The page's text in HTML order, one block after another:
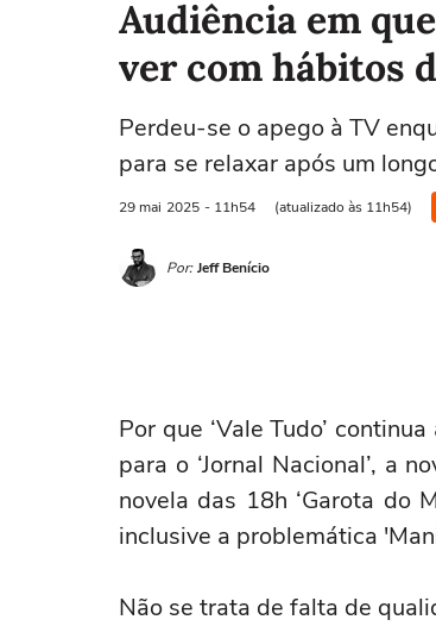
Audiência em
ver com hábitos
Perdeu-se o apego à TV
para se relaxar após um
29 mai 2025 - 11h54 (atualizado às 11h54)
Por: Jeff Benício
Por que ‘Vale Tudo’
para o ‘Jornal Nacional’, a
novela das 18h ‘Garota do
inclusive a problemática
Não se trata de falta de